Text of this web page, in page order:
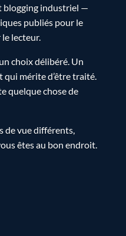
blogging industriel —
publiés pour le
lecteur.
choix délibéré. Un
qui mérite d’être traité.
quelque chose de
de vue différents,
êtes au bon endroit.